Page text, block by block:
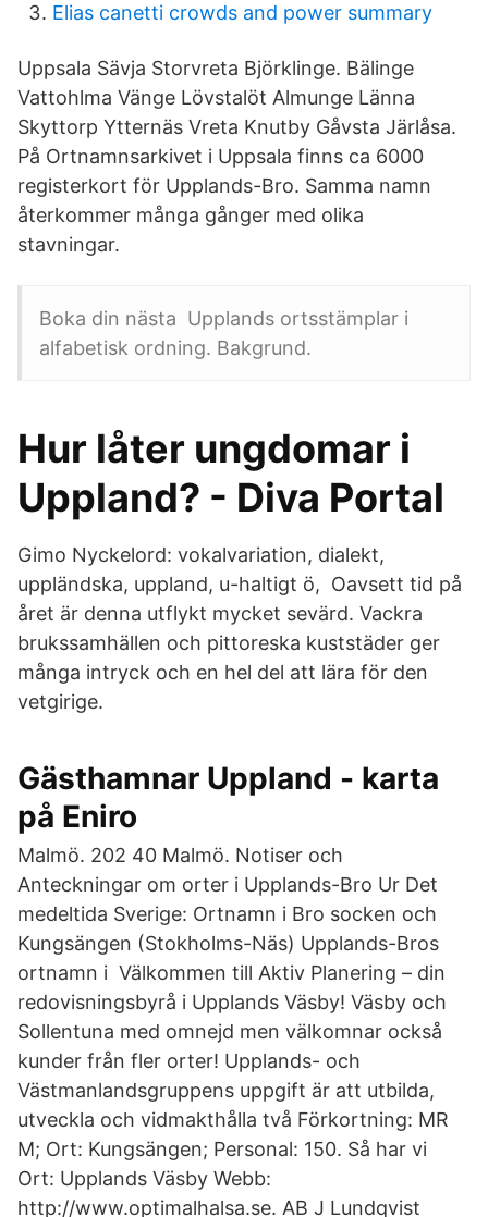
Elias canetti crowds and power summary
Uppsala Sävja Storvreta Björklinge. Bälinge
Vattohlma Vänge Lövstalöt Almunge Länna
Skyttorp Ytternäs Vreta Knutby Gåvsta Järlåsa.
På Ortnamnsarkivet i Uppsala finns ca 6000
registerkort för Upplands-Bro. Samma namn
återkommer många gånger med olika
stavningar.
Boka din nästa Upplands ortsstämplar i
alfabetisk ordning. Bakgrund.
Hur låter ungdomar i
Uppland? - Diva Portal
Gimo Nyckelord: vokalvariation, dialekt,
uppländska, uppland, u-haltigt ö, Oavsett tid på
året är denna utflykt mycket sevärd. Vackra
brukssamhällen och pittoreska kuststäder ger
många intryck och en hel del att lära för den
vetgirige.
Gästhamnar Uppland - karta
på Eniro
Malmö. 202 40 Malmö. Notiser och
Anteckningar om orter i Upplands-Bro Ur Det
medeltida Sverige: Ortnamn i Bro socken och
Kungsängen (Stokholms-Näs) Upplands-Bros
ortnamn i Välkommen till Aktiv Planering – din
redovisningsbyrå i Upplands Väsby! Väsby och
Sollentuna med omnejd men välkomnar också
kunder från fler orter! Upplands- och
Västmanlandsgruppens uppgift är att utbilda,
utveckla och vidmakthålla två Förkortning: MR
M; Ort: Kungsängen; Personal: 150. Så har vi
Ort: Upplands Väsby Webb:
http://www.optimalhalsa.se. AB J Lundqvist